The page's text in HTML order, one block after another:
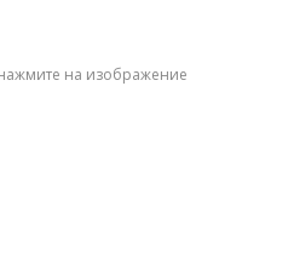
на изображение